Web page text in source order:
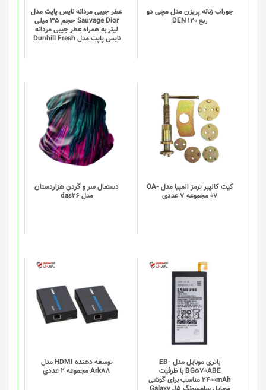
جوراب زنانه پریزن مدل مچی دو
ربع DEN 120
گزینه
ها
انتخاب
شوند
عطر جیبی مردانه نایس پاپت مدل
Sauvage Dior حجم 35 میلی
لیتر به همراه عطر جیبی مردانه
نایس پاپت مدل Dunhill Fresh
کیت کالیپر ترمز المپیا مدل OA-
07 مجموعه 7 عددی
دستمال سر و گردن هزاردستان
مدل das26
این
محصول
دارای
انواع
مختلفی
می
گزینه
ها
محصول
شوند
باتری موبایل مدل EB-
BG570ABE با ظرفیت
2400mAh مناسب برای گوشی
توسعه دهنده HDMI مدل
Ark88 مجموعه 2 عددی